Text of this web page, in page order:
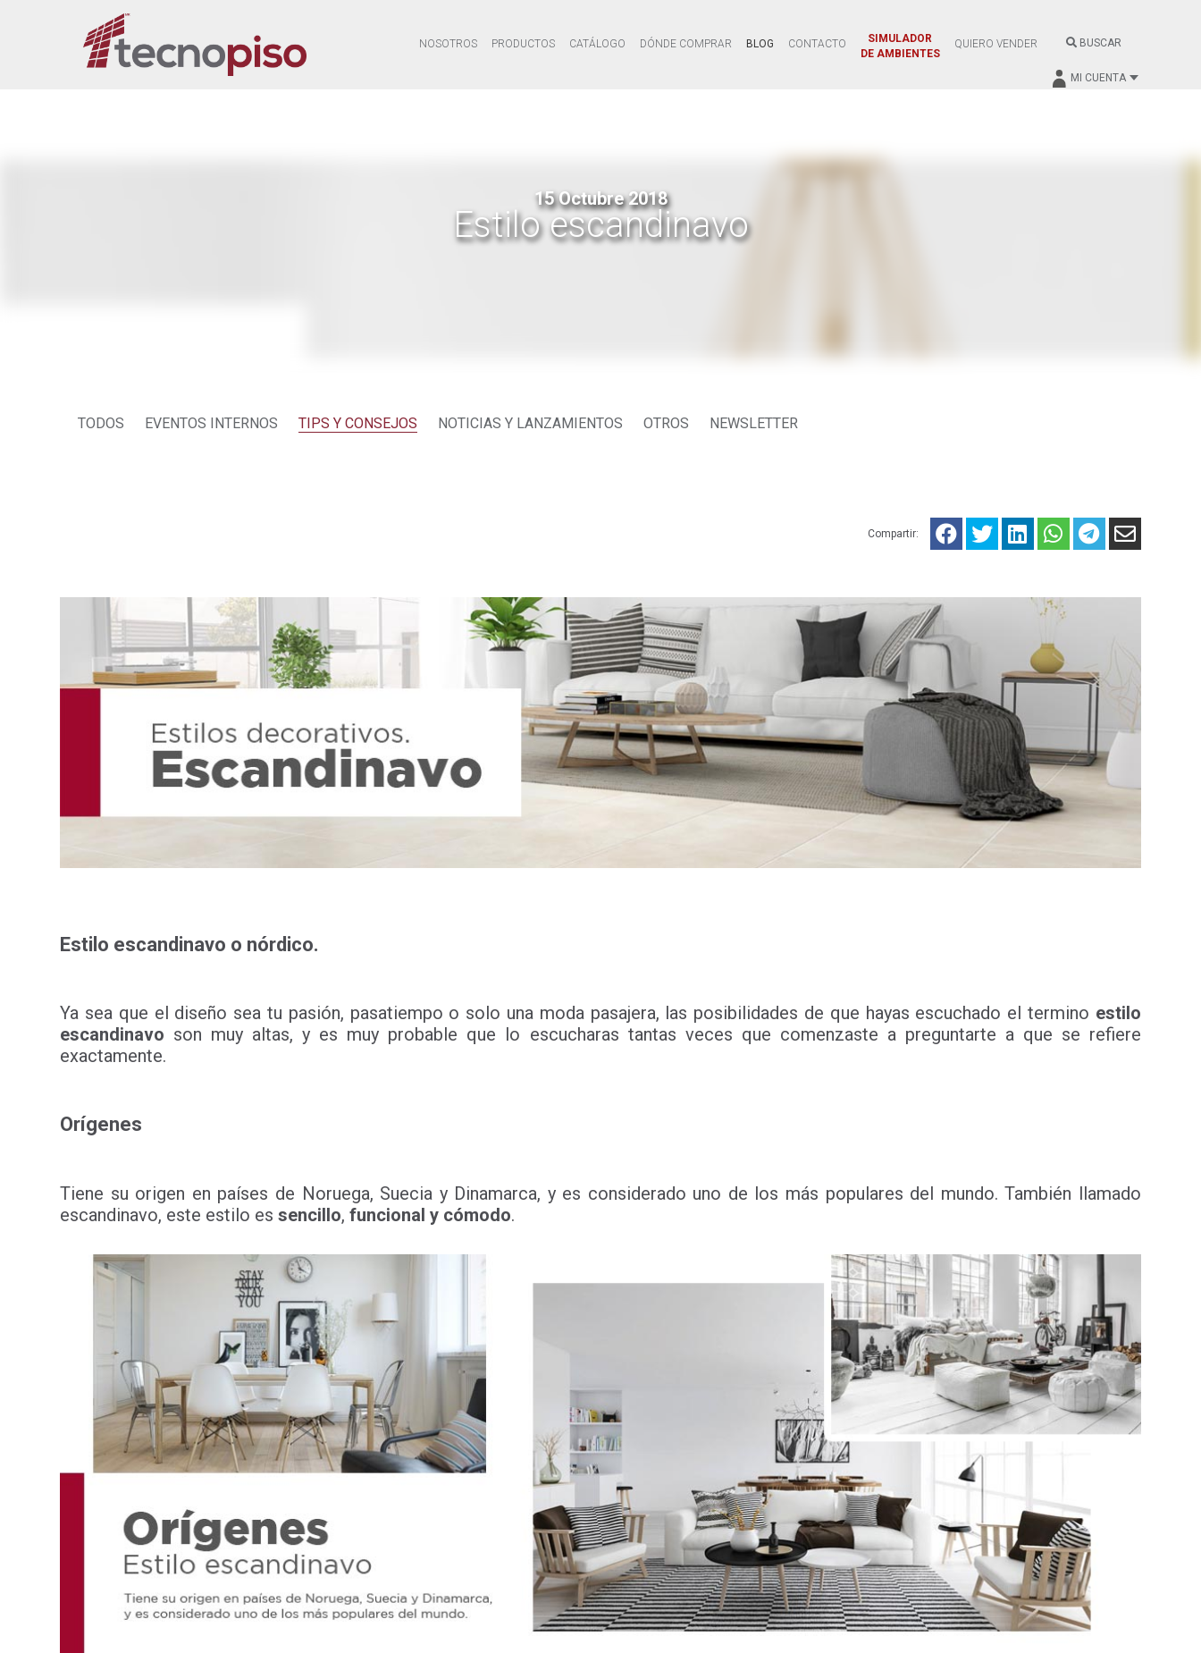
NOSOTROS PRODUCTOS CATÁLOGO DÓNDE COMPRAR BLOG CONTACTO
SIMULADOR
DE AMBIENTES
QUIERO VENDER BUSCAR
MI CUENTA
15 Octubre 2018
Estilo escandinavo
TODOS EVENTOS INTERNOS TIPS Y CONSEJOS NOTICIAS Y LANZAMIENTOS OTROS NEWSLETTER
Compartir:
Estilo escandinavo o nórdico.
Ya sea que el diseño sea tu pasión, pasatiempo o solo una moda pasajera, las posibilidades de que hayas escuchado el termino estilo
escandinavo son muy altas, y es muy probable que lo escucharas tantas veces que comenzaste a preguntarte a que se refiere
exactamente.
Orígenes
Tiene su origen en países de Noruega, Suecia y Dinamarca, y es considerado uno de los más populares del mundo. También llamado
escandinavo, este estilo essencillo,funcional y cómodo.